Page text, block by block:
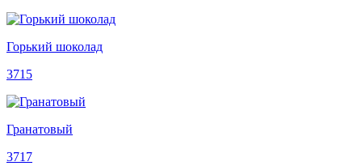
Горький шоколад
3715
Гранатовый
3717